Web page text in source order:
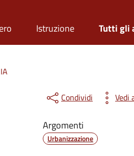
Istruzione Tutti gli
Condividi Vedi
Argomenti
Urbanizzazione